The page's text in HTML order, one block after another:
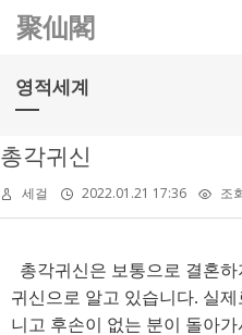
聚仙閣
영적세계
총각귀신
세걸 2022.01.21 17:36 조
총각귀신은 보통으로 결혼
귀신으로 알고 있습니다. 실
니고 후손이 없는 분이 돌아